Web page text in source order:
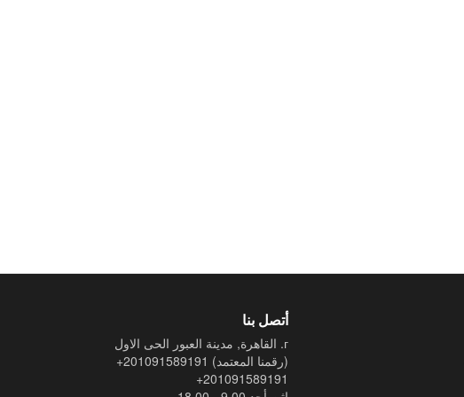
أتصل بنا
г. القاهرة, مدينة العبور الحى الاول
+201091589191
(رقمنا المعتمد)
+201091589191